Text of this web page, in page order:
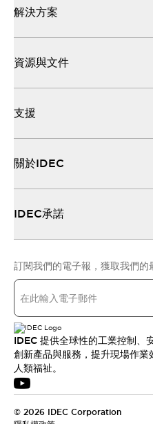
解決方案
資源與文件
支援
關於IDEC
IDEC承諾
訂閱我們的電子報，獲取我們的
IDEC 提供全球性的工業控制、
創新產品與服務，提升現場作
人類福祉。
© 2026 IDEC Corporation